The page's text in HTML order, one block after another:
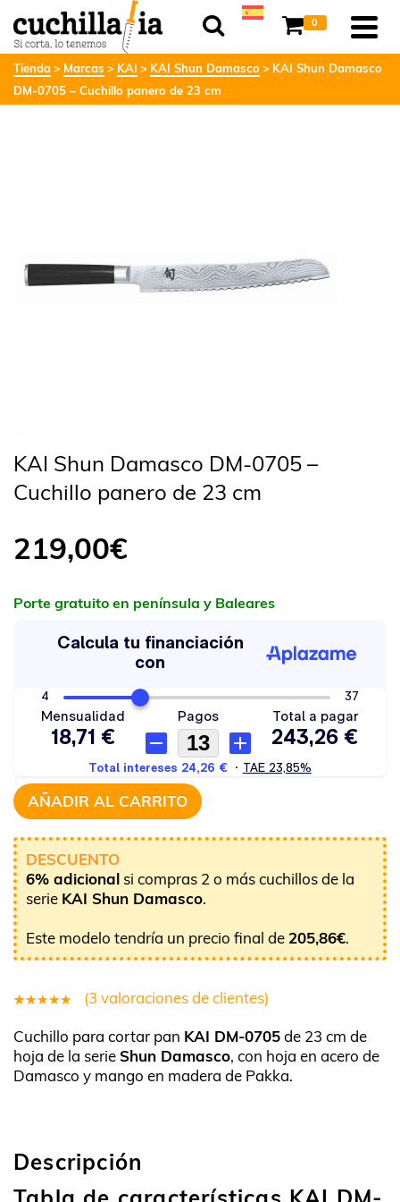
0
Tienda Marcas KAI KAI Shun Damasco
KAI Shun Damasco
DM-0705 – Cuchillo panero de 23 cm
KAI Shun Damasco DM-0705 –
Cuchillo panero de 23 cm
219,00€
Porte gratuito en península y Baleares
AÑADIR AL CARRITO
DESCUENTO
6% adicional si compras 2 o más cuchillos de la
serie KAI Shun Damasco.
Este modelo tendría un precio final de 205,86€.
5.00sobre
5 basado
(3 valoraciones de clientes)
Cuchillo para cortar pan KAI DM-0705de 23 cm de
hoja de la serieShun Damasco, con hoja en acero de
Damasco y mango en madera de Pakka.
Descripción